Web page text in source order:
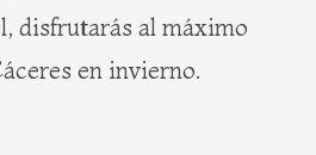
disfrutarás al máximo
en invierno.